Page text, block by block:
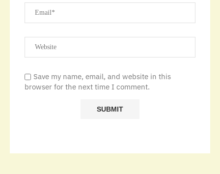
Save my name, email, and website in this
browser for the next time I comment.